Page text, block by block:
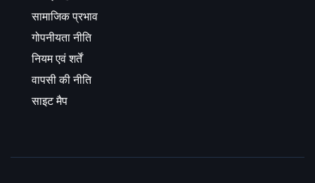
सामाजिक प्रभाव
गोपनीयता नीति
नियम एवं शर्तें
वापसी की नीति
साइट मैप